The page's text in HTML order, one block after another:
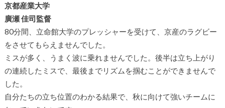
京都産業大学
廣瀬 佳司監督
80分間、立命館大学のプレッシャーを受けて、京産のラグビー
をさせてもらえませんでした。
ミスが多く、うまく波に乗れませんでした。後半は立ち上がり
の連続したミスで、最後までリズムを掴むことができませんで
した。
自分たちの立ち位置のわかる結果で、秋に向けて強いチームに